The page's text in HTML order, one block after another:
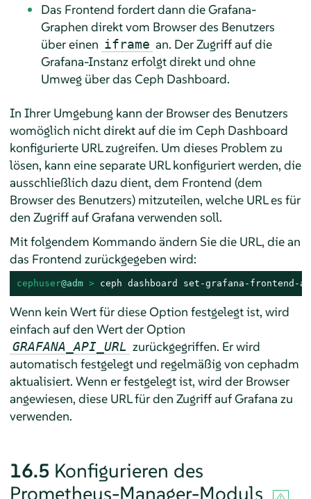
Das Frontend fordert dann die Grafana-
Graphen direkt vom Browser des Benutzers
über einen iframe an. Der Zugriff auf die
Grafana-Instanz erfolgt direkt und ohne
Umweg über das Ceph Dashboard.
In Ihrer Umgebung kann der Browser des Benutzers
womöglich nicht direkt auf die im Ceph Dashboard
konfigurierte URL zugreifen. Um dieses Problem zu
lösen, kann eine separate URL konfiguriert werden, die
ausschließlich dazu dient, dem Frontend (dem
Browser des Benutzers) mitzuteilen, welche URL es für
den Zugriff auf Grafana verwenden soll.
Mit folgendem Kommando ändern Sie die URL, die an
das Frontend zurückgegeben wird:
cephuser@adm > ceph dashboard set-grafana-
Wenn kein Wert für diese Option festgelegt ist, wird
einfach auf den Wert der Option
GRAFANA_API_URL zurückgegriffen. Er wird
automatisch festgelegt und regelmäßig von cephadm
aktualisiert. Wenn er festgelegt ist, wird der Browser
angewiesen, diese URL für den Zugriff auf Grafana zu
verwenden.
16.5 Konfigurieren des
Prometheus-Manager-Moduls